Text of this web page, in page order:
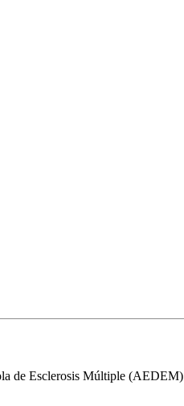
de Esclerosis Múltiple (AEDEM)